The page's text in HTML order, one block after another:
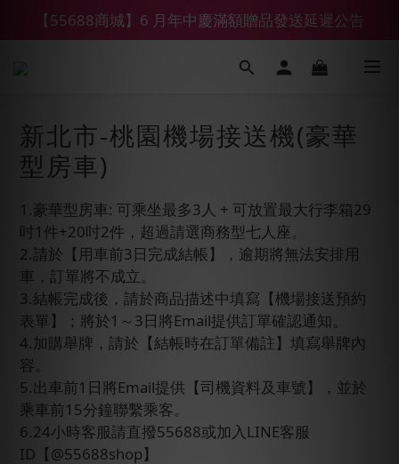
【鑽石熊/金熊新客首購限定】優惠搭車金
【55688商城】6 月年中慶滿額贈品發送延遲公告
【鑽石熊/金熊新客首購限定】優惠搭車金
新北市-桃園機場接送機(豪華
型房車)
1.豪華型房車: 可乘坐最多3人 + 可放置最大行李箱29
吋1件+20吋2件，超過請選商務型七人座。
2.請於【用車前3日完成結帳】，逾期將無法安排用
車，訂單將不成立。
3.結帳完成後，請於商品描述中填寫【機場接送預約
表單】；將於1～3日將Email提供訂單確認通知。
4.加購舉牌，請於【結帳時在訂單備註】填寫舉牌內
容。
5.出車前1日將Email提供【司機資料及車號】，並於
乘車前15分鐘聯繫乘客。
6.24小時客服請直撥55688或加入LINE客服
ID【@55688shop】